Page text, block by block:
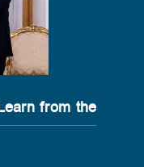
from the